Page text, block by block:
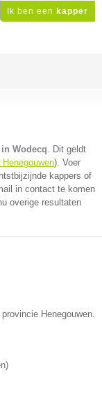
Ik ben een kapper
Wodecq. Dit geldt
Henegouwen). Voer
kappers of
in contact te komen
overige resultaten
Henegouwen.
)